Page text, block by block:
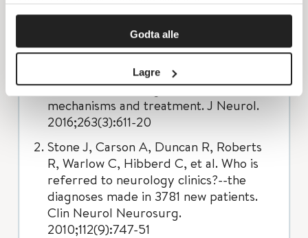
Godta alle
Lagre
Referanser
Lehn A, Gelauff J, Hoeritzauer I, Ludwig
L, McWhirter L, Williams S, et al.
Functional neurological disorders:
mechanisms and treatment. J Neurol.
2016;263(3):611-20
Stone J, Carson A, Duncan R, Roberts
R, Warlow C, Hibberd C, et al. Who is
referred to neurology clinics?--the
diagnoses made in 3781 new patients.
Clin Neurol Neurosurg.
2010;112(9):747-51